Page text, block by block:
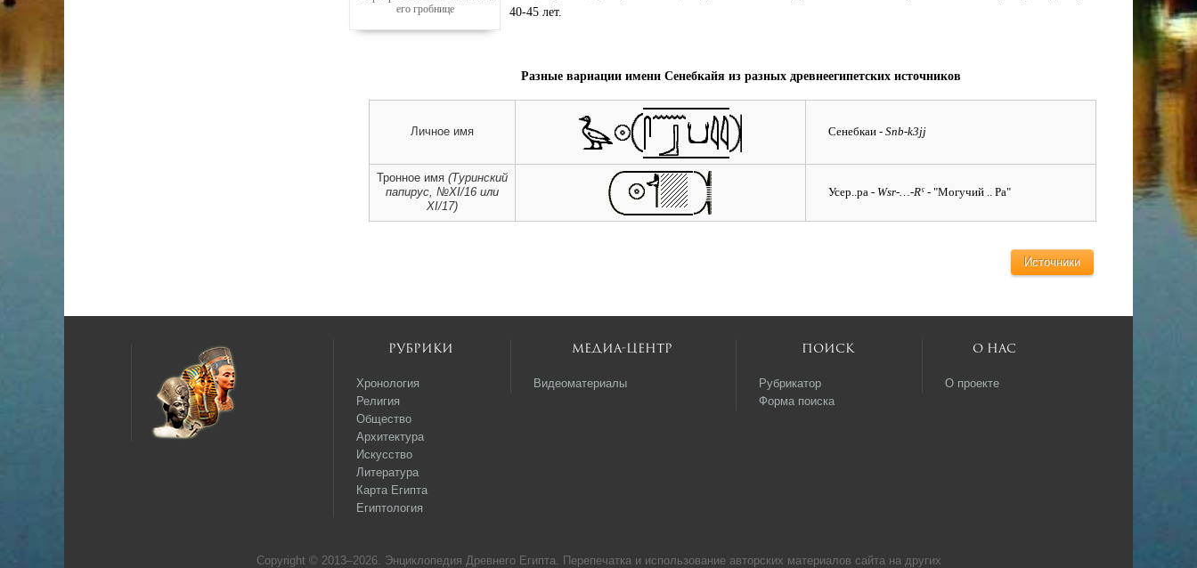
его гробнице
40-45 лет.
Разные вариации имени Сенебкайя из разных древнеегипетских источников
Личное имя Сенебкаи- Snb-k3jj
Тронное имя (Туринский
папирус, №XI/16 или
XI/17)
Усер..ра- Wsr-…-Rˁ- "Могучий .. Ра"
Источники
Рубрики
Хронология
Религия
Общество
Архитектура
Искусство
Литература
Карта Египта
Египтология
Медиа-центр
Видеоматериалы
Поиск
Рубрикатор
Форма поиска
О нас
О проекте
Copyright © 2013–2026. Энциклопедия Древнего Египта. Перепечатка и использование авторских материалов сайта на других